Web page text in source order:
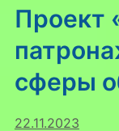
Проект
сферы
22.11.2023